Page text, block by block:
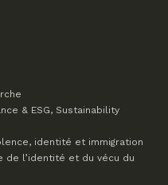
& ESG, Sustainability
identité et immigration
de l’identité et du vécu du